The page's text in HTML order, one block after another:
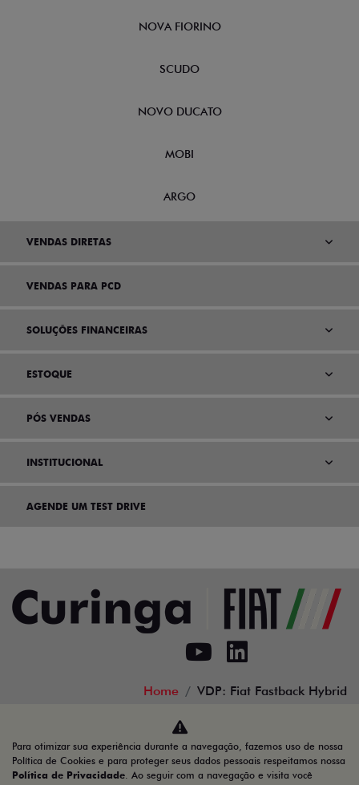
CRONOS
NOVA FIORINO
SCUDO
NOVO DUCATO
MOBI
VENDAS DIRETAS
VENDAS PARA PCD
SOLUÇÕES FINANCEIRAS
ESTOQUE
PÓS VENDAS
INSTITUCIONAL
Home
Desacelere. Seu bem maior é a vida.
Para otimizar sua experiência durante a navegação, fazemos uso de nossa
Política de Cookies e para proteger seus dados pessoais respeitamos nossa
Política de Privacidade. Ao seguir com a navegação e visita você